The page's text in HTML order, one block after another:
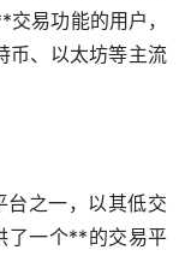
易功能的用户，
币、 以太坊等主流
之一，以其低交
了一个**的交易平